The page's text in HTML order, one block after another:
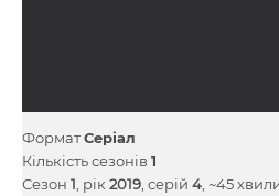
ФорматСеріал
Кількість сезонів 1
Сезон 1 , рік 2019 , серій 4 , ~45